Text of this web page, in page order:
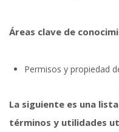
Áreas clave de
Permisos y propiedad
La siguiente es una
términos y utilidades